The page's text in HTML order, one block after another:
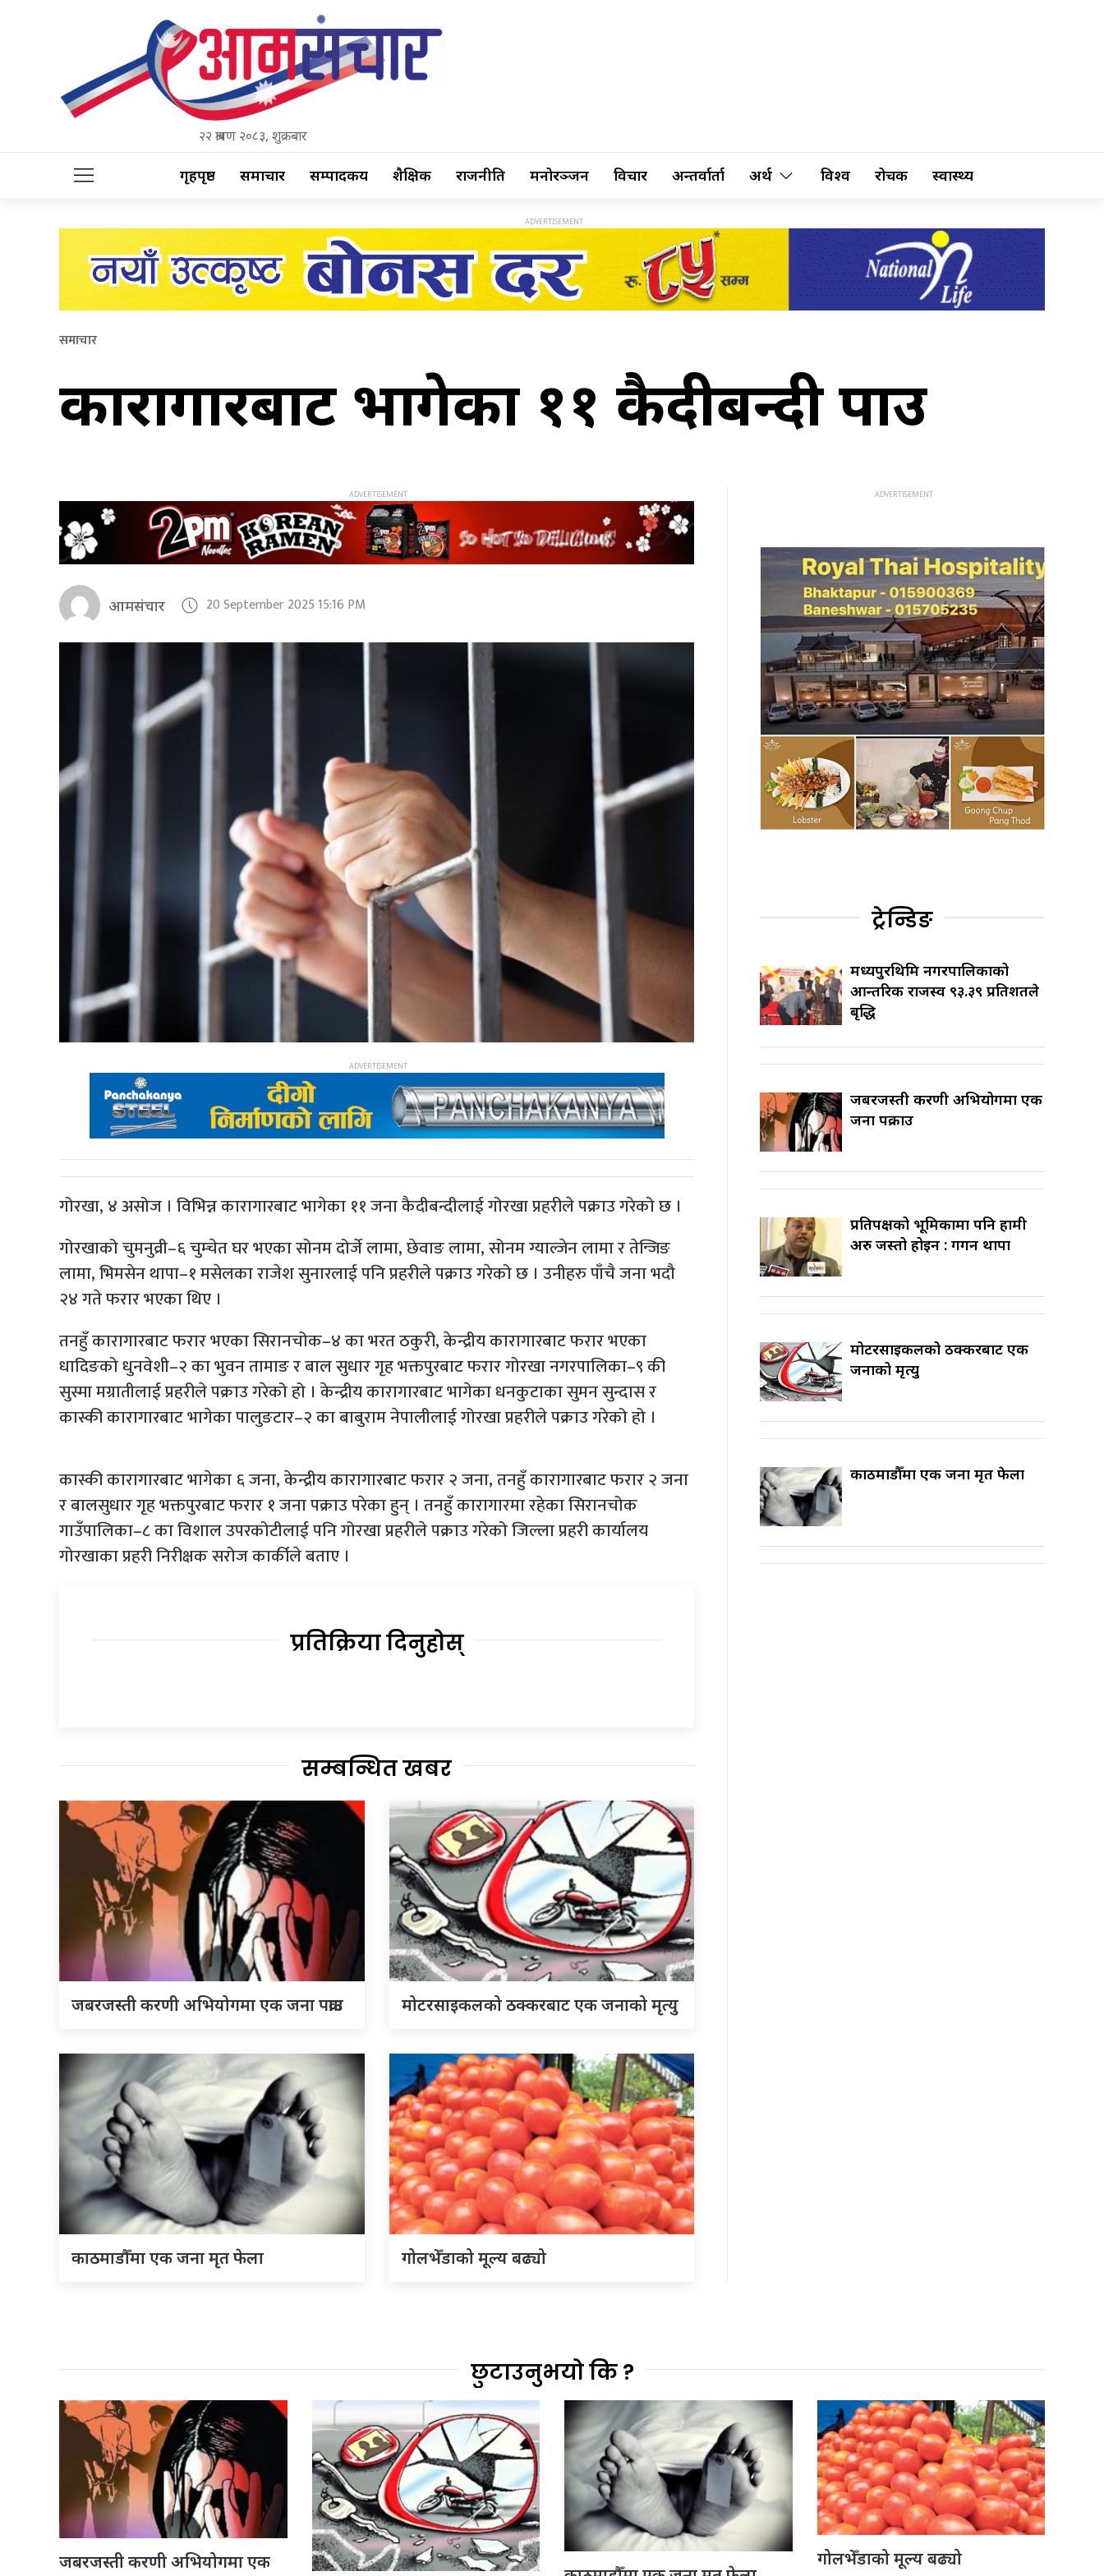
२२ श्रावण २०८३, शुक्रबार
गृहपृष्ठ समाचार सम्पादकीय शैक्षिक राजनीति मनोरञ्जन विचार अन्तर्वार्ता अर्थ विश्व रोचक स्वास्थ्य
समाचार
कारागारबाट भागेका ११ कैदीबन्दी पक्राउ
आमसंचार 20 September 2025 15:16 PM
गोरखा, ४ असोज । विभिन्न कारागारबाट भागेका ११ जना कैदीबन्दीलाई गोरखा प्रहरीले पक्राउ गरेको छ ।
गोरखाको चुमनुव्री–६ चुम्चेत घर भएका सोनम दोर्जे लामा, छेवाङ लामा, सोनम ग्याल्जेन लामा र तेन्जिङ
लामा, भिमसेन थापा–१ मसेलका राजेश सुनारलाई पनि प्रहरीले पक्राउ गरेको छ । उनीहरु पाँचै जना भदौ
२४ गते फरार भएका थिए ।
तनहुँ कारागारबाट फरार भएका सिरानचोक–४ का भरत ठकुरी, केन्द्रीय कारागारबाट फरार भएका
धादिङको धुनवेशी–२ का भुवन तामाङ र बाल सुधार गृह भक्तपुरबाट फरार गोरखा नगरपालिका–९ की
सुस्मा मग्रातीलाई प्रहरीले पक्राउ गरेको हो । केन्द्रीय कारागारबाट भागेका धनकुटाका सुमन सुन्दास र
कास्की कारागारबाट भागेका पालुङटार–२ का बाबुराम नेपालीलाई गोरखा प्रहरीले पक्राउ गरेको हो ।
कास्की कारागारबाट भागेका ६ जना, केन्द्रीय कारागारबाट फरार २ जना, तनहुँ कारागारबाट फरार २ जना
र बालसुधार गृह भक्तपुरबाट फरार १ जना पक्राउ परेका हुन् । तनहुँ कारागारमा रहेका सिरानचोक
गाउँपालिका–८ का विशाल उपरकोटीलाई पनि गोरखा प्रहरीले पक्राउ गरेको जिल्ला प्रहरी कार्यालय
गोरखाका प्रहरी निरीक्षक सरोज कार्कीले बताए ।
प्रतिक्रिया दिनुहोस्
सम्बन्धित खबर
जबरजस्ती करणी अभियोगमा एक जना पक्राउ मोटरसाइकलको ठक्करबाट एक जनाको मृत्यु
काठमाडौँमा एक जना मृत फेला गोलभेँडाको मूल्य बढ्यो
ट्रेन्डिङ
मध्यपुरथिमि नगरपालिकाको
आन्तरिक राजस्व ९३.३९ प्रतिशतले
बृद्धि
जबरजस्ती करणी अभियोगमा एक
जना पक्राउ
प्रतिपक्षको भूमिकामा पनि हामी
अरु जस्तो होइन : गगन थापा
मोटरसाइकलको ठक्करबाट एक
जनाको मृत्यु
काठमाडौँमा एक जना मृत फेला
छुटाउनुभयो कि ?
जबरजस्ती करणी अभियोगमा एक
गोलभेँडाको मूल्य बढ्यो